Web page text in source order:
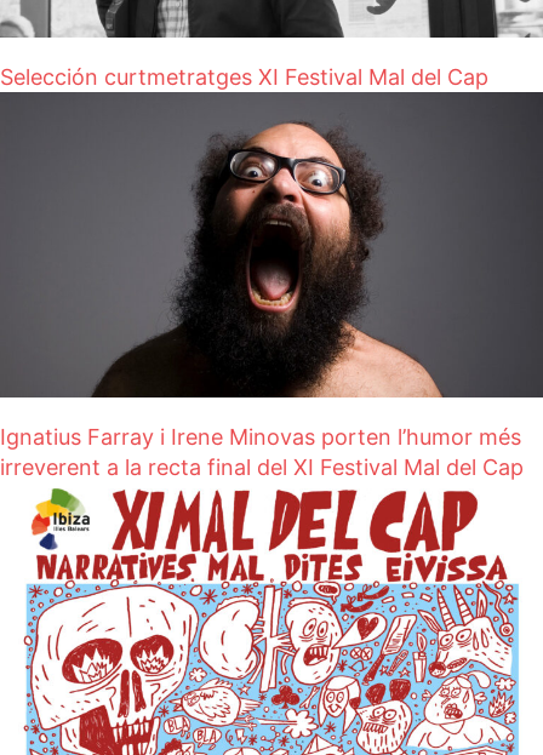
Selección curtmetratges XI Festival Mal del Cap
Ignatius Farray i Irene Minovas porten l’humor més
irreverent a la recta final del XI Festival Mal del Cap